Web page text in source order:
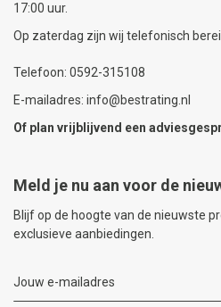
17:00 uur.
Op zaterdag zijn wij telefonisch
Telefoon: 0592-315108
E-mailadres: info@bestrating.nl
Of plan vrijblijvend een
Meld je nu aan voor de
Blijf op de hoogte van de nieuwste
exclusieve aanbiedingen.